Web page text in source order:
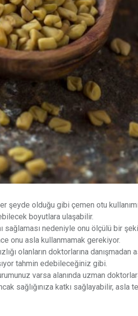
şeyde olduğu gibi çemen otu
boyutlara ulaşabilir.
sağlaması nedeniyle onu ölçülü bir
onu asla kullanmamak gerekiyor.
olanların doktorlarına danışmadan
tahmin edebileceğiniz gibi.
varsa alanında uzman
sağlığınıza katkı sağlayabilir, asla